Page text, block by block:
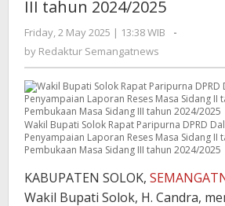
III tahun 2024/2025
Friday, 2 May 2025 | 13:38 WIB
by
-
by Redaktur Semangatnews
Wakil Bupati Solok Rapat Paripurna DPRD
Penyampaian Laporan Reses Masa Sidang II
Pembukaan Masa Sidang III tahun 2024/2025
KABUPATEN SOLOK,
Wakil Bupati Solok, H. Candra,